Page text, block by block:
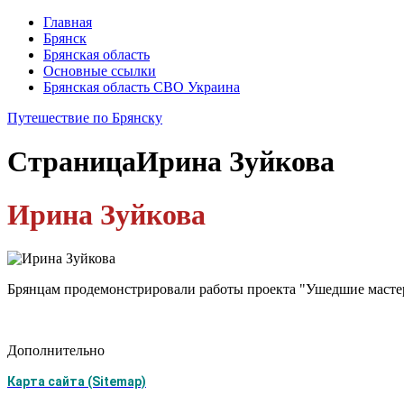
Главная
Брянск
Брянская область
Основные ссылки
Брянская область СВО Украина
Путешествие по Брянску
СтраницаИрина Зуйкова
Ирина Зуйкова
Брянцам продемонстрировали работы проекта "Ушедшие
Дополнительно
Карта сайта (Sitemap)